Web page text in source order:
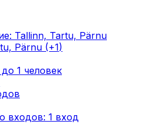
Tallinn, Tartu, Pärnu
Pärnu (+1)
1 человек
входов: 1 вход